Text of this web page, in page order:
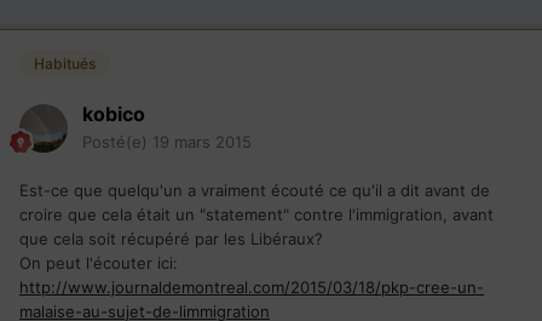
Habitués
kobico
Posté(e) 19 mars 2015
Est-ce que quelqu'un a vraiment écouté ce qu'il a dit avant de
croire que cela était un "statement" contre l'immigration, avant
que cela soit récupéré par les Libéraux?
On peut l'écouter ici:
http://www.journaldemontreal.com/2015/03/18/pkp-cree-un-
malaise-au-sujet-de-limmigration